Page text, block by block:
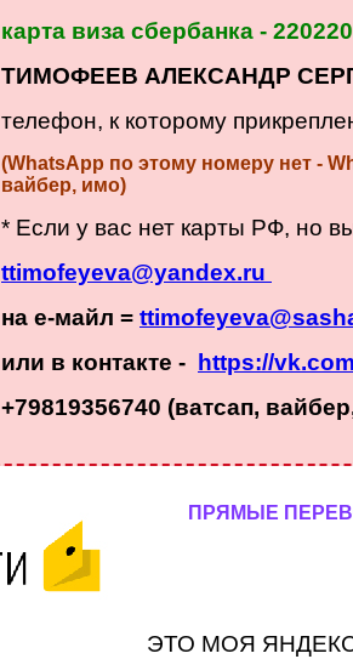
карта виза сбербанка -
ТИМОФЕЕВ АЛЕКСАНДР
телефон, к которому
(WhatsApp по этому номеру нет -
вайбер, имо)
* Если у вас нет карты РФ, но
ttimofeyeva@yandex.ru
на е-майл =
или в контакте - https://
+79819356740 (ватсап,
ПРЯМЫЕ
ЭТО МОЯ